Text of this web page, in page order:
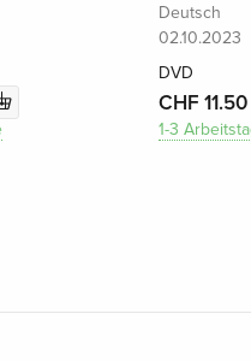
Deutsch
02.10.2023
DVD
CHF 11.50
1-3